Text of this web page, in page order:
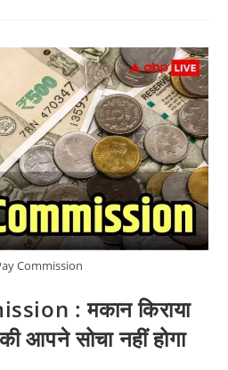
Commission
: मकान किराया
आपने सोचा नहीं होगा